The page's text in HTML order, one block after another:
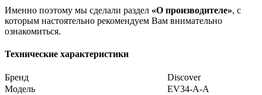
Именно поэтому мы сделали раздел «О производителе», с
которым настоятельно рекомендуем Вам внимательно
ознакомиться.
Технические характеристики
Бренд
Discover
Модель
EV34-A-A